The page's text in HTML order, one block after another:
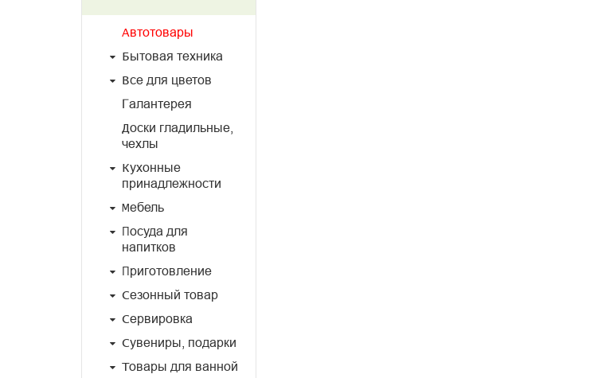
Автотовары
Бытовая техника
Все для цветов
Галантерея
Доски гладильные,
чехлы
Кухонные
принадлежности
Мебель
Посуда для
напитков
Приготовление
Сезонный товар
Сервировка
Сувениры, подарки
Товары для ванной